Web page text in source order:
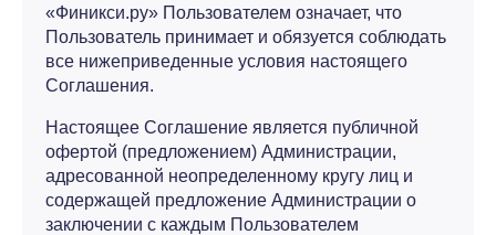
«Финикси.ру» Пользователем означает, что
Пользователь принимает и обязуется соблюдать
все нижеприведенные условия настоящего
Соглашения.
Настоящее Соглашение является публичной
офертой (предложением) Администрации,
адресованной неопределенному кругу лиц и
содержащей предложение Администрации о
заключении с каждым Пользователем